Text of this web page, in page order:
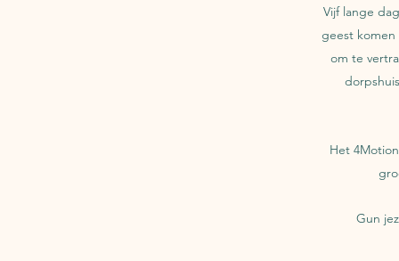
Vijf lange
geest
om te
Het
Gun